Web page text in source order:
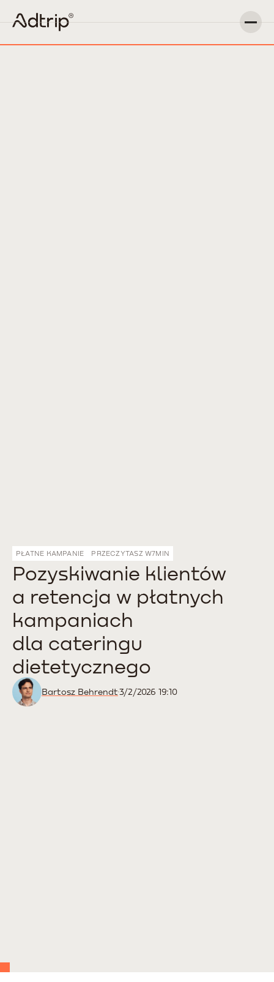
PŁATNE KAMPANIE PRZECZYTASZ W7MIN
Pozyskiwanie klientów
a retencja w płatnych
kampaniach
dla cateringu
dietetycznego
Bartosz Behrendt3/2/2026 19:10